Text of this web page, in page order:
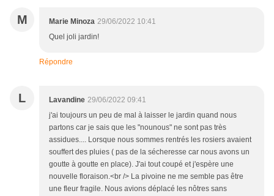
M Marie Minoza 29/06/2022 10:41
Quel joli jardin!
Répondre
L Lavandine 29/06/2022 09:41
j'ai toujours un peu de mal à laisser le jardin quand nous
partons car je sais que les "nounous" ne sont pas très
assidues.... Lorsque nous sommes rentrés les rosiers avaient
souffert des pluies ( pas de la sécheresse car nous avons un
goutte à goutte en place). J'ai tout coupé et j'espère une
nouvelle floraison.<br /> La pivoine ne me semble pas être
une fleur fragile. Nous avions déplacé les nôtres sans